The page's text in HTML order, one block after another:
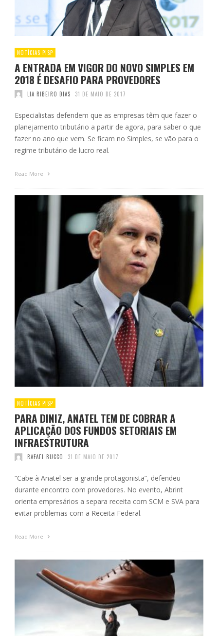
NOTÍCIAS PISP
A ENTRADA EM VIGOR DO NOVO SIMPLES EM
2018 É DESAFIO PARA PROVEDORES
LIA RIBEIRO DIAS 31 DE MAIO DE 2017
Especialistas defendem que as empresas têm que fazer o
planejamento tributário a partir de agora, para saber o que
fazer no ano que vem. Se ficam no Simples, se vão para o
regime tributário de lucro real.
Read More
NOTÍCIAS PISP
PARA DINIZ, ANATEL TEM DE COBRAR A
APLICAÇÃO DOS FUNDOS SETORIAIS EM
INFRAESTRUTURA
RAFAEL BUCCO 31 DE MAIO DE 2017
“Cabe à Anatel ser a grande protagonista”, defendeu
durante encontro com provedores. No evento, Abrint
orienta empresários a separa receita com SCM e SVA para
evitar problemas com a Receita Federal.
Read More